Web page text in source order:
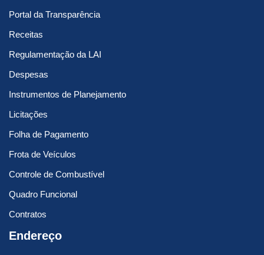
Portal da Transparência
Receitas
Regulamentação da LAI
Despesas
Instrumentos de Planejamento
Licitações
Folha de Pagamento
Frota de Veículos
Controle de Combustível
Quadro Funcional
Contratos
Endereço